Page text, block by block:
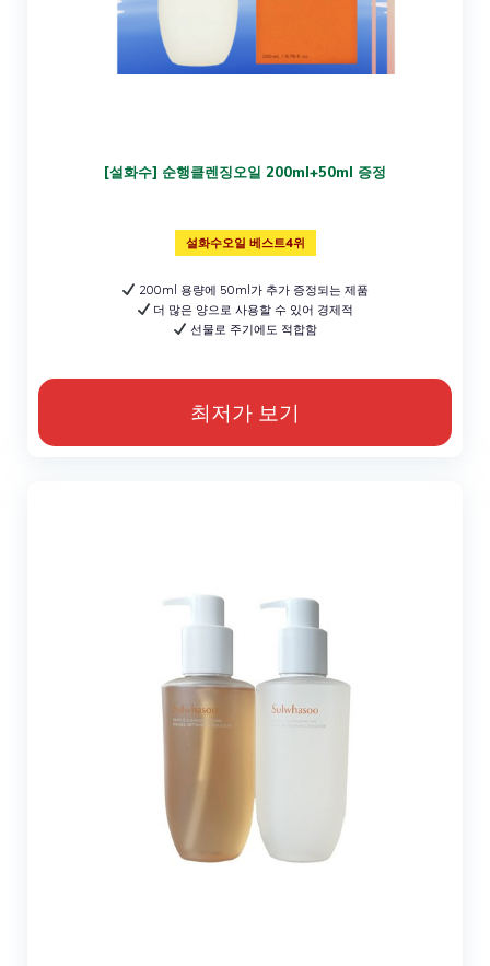
[설화수] 순행클렌징오일 200ml+50ml 증정
설화수오일 베스트4위
200ml 용량에 50ml가 추가 증정되는 제품
더 많은 양으로 사용할 수 있어 경제적
선물로 주기에도 적합함
최저가 보기